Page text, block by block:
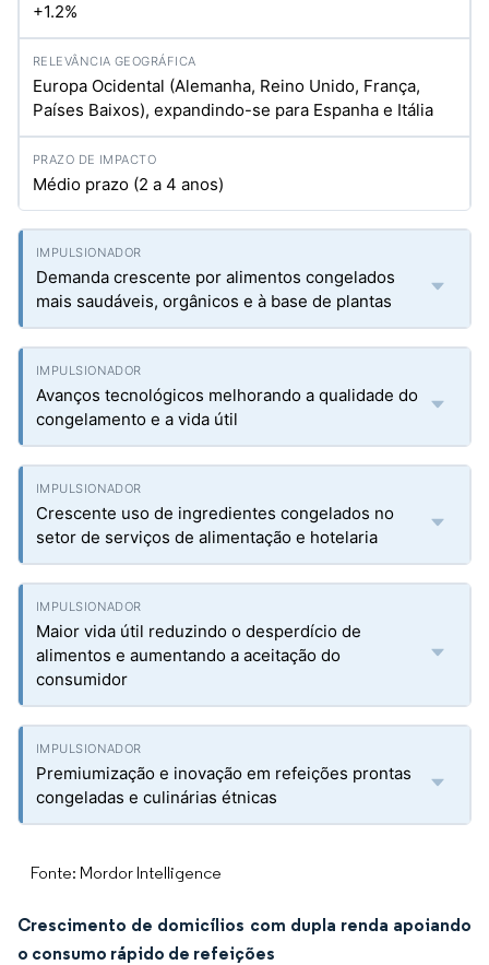
+1.2%
Europa Ocidental (Alemanha, Reino Unido, França,
Países Baixos), expandindo-se para Espanha e Itália
Médio prazo (2 a 4 anos)
Demanda crescente por alimentos congelados
mais saudáveis, orgânicos e à base de plantas
Avanços tecnológicos melhorando a qualidade do
congelamento e a vida útil
Crescente uso de ingredientes congelados no
setor de serviços de alimentação e hotelaria
Maior vida útil reduzindo o desperdício de
alimentos e aumentando a aceitação do
consumidor
Premiumização e inovação em refeições prontas
congeladas e culinárias étnicas
Fonte: Mordor Intelligence
Crescimento de domicílios com dupla renda apoiando
o consumo rápido de refeições